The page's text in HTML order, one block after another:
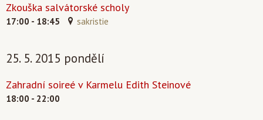
Zkouška salvátorské scholy
17:00 - 18:45 sakristie
25. 5. 2015 pondělí
Zahradní soireé v Karmelu Edith Steinové
18:00 - 22:00